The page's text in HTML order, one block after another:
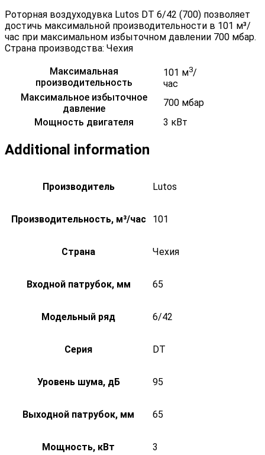
Роторная воздуходувка Lutos DT 6/42 (700) позволяет
достичь максимальной производительности в 101 м³/
час при максимальном избыточном давлении 700 мбар.
Страна производства: Чехия
Максимальная
производительность
101 м3/
час
Максимальное избыточное
давление
700 мбар
Мощность двигателя
3 кВт
Additional information
Производитель Lutos
Производительность, м³/час 101
Страна Чехия
Входной патрубок, мм 65
Модельный ряд 6/42
Серия DT
Уровень шума, дБ 95
Выходной патрубок, мм 65
Мощность, кВт 3